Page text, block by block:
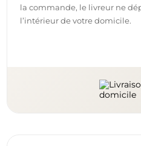
la commande, le livreur ne
l’intérieur de votre domicile.